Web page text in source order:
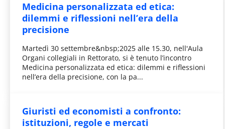
Medicina personalizzata ed etica:
dilemmi e riflessioni nell’era della
precisione
Martedì 30 settembre&nbsp;2025 alle 15.30, nell'Aula
Organi collegiali in Rettorato, si è tenuto l’incontro
Medicina personalizzata ed etica: dilemmi e riflessioni
nell’era della precisione, con la pa...
Giuristi ed economisti a confronto:
istituzioni, regole e mercati